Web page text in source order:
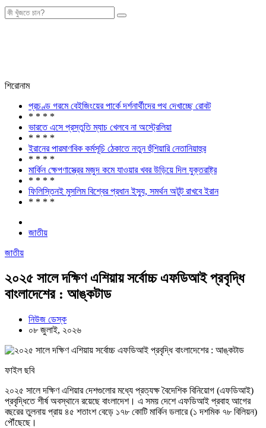
শিরোনাম
প্রচণ্ড গরমে বেইজিংয়ের পার্কে দর্শনার্থীদের পথ দেখাচ্ছে রোবট
* * * *
ভারতে এসে প্রস্তুতি ম্যাচ খেলবে না অস্ট্রেলিয়া
* * * *
ইরানের পারমাণবিক কর্মসূচি ঠেকাতে নতুন হুঁশিয়ারি নেতানিয়াহুর
* * * *
মার্কিন ক্ষেপণাস্ত্রের মজুদ কমে যাওয়ার খবর ‍উড়িয়ে দিল যুক্তরাষ্ট্র
* * * *
ফিলিস্তিনই মুসলিম বিশ্বের প্রধান ইস্যু, সমর্থন অটুট রাখবে ইরান
* * * *
জাতীয়
জাতীয়
২০২৫ সালে দক্ষিণ এশিয়ায় সর্বোচ্চ এফডিআই প্রবৃদ্ধি
বাংলাদেশের : আঙ্কটাড
নিউজ ডেস্ক
০৮ জুলাই, ২০২৬
ফাইল ছবি
২০২৫ সালে দক্ষিণ এশিয়ার দেশগুলোর মধ্যে প্রত্যক্ষ বৈদেশিক বিনিয়োগ (এফডিআই)
প্রবৃদ্ধিতে শীর্ষ অবস্থানে রয়েছে বাংলাদেশ। এ সময় দেশে এফডিআই প্রবাহ আগের
বছরের তুলনায় প্রায় ৪৫ শতাংশ বেড়ে ১৭৮ কোটি মার্কিন ডলারে (১ দশমিক ৭৮ বিলিয়ন)
পৌঁছেছে।